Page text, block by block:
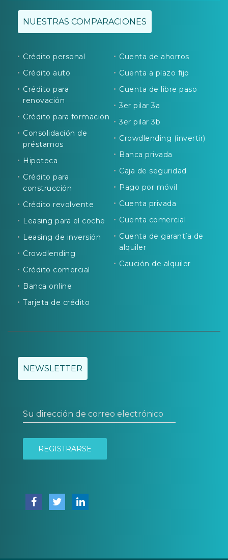
NUESTRAS COMPARACIONES
Crédito personal
Crédito auto
Crédito para
renovación
Crédito para formación
Consolidación de
préstamos
Hipoteca
Crédito para
construcción
Crédito revolvente
Leasing para el coche
Leasing de inversión
Crowdlending
Crédito comercial
Banca online
Tarjeta de crédito
Cuenta de ahorros
Cuenta a plazo fijo
Cuenta de libre paso
3er pilar 3a
3er pilar 3b
Crowdlending (invertir)
Banca privada
Caja de seguridad
Pago por móvil
Cuenta privada
Cuenta comercial
Cuenta de garantía de
alquiler
Caución de alquiler
NEWSLETTER
Su dirección de correo electrónico
REGISTRARSE